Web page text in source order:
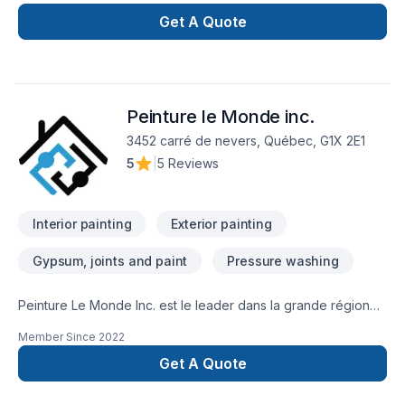
sommes également certifié inspecteur en bâtiment pour de
l'inspection préachat.
Get A Quote
Peinture le Monde inc.
3452 carré de nevers, Québec, G1X 2E1
5
5 Reviews
Interior painting Exterior painting
Gypsum, joints and paint Pressure washing
Peinture Le Monde Inc. est le leader dans la grande région
institutionnel et industriel. Fondateur du concept « Clé en main
ou Main dans la mains » Peinture Le Monde inc. — L’art de
transformer vos espacesChez Peinture Le Monde inc., nous
Member Since 2022
Get A Quote